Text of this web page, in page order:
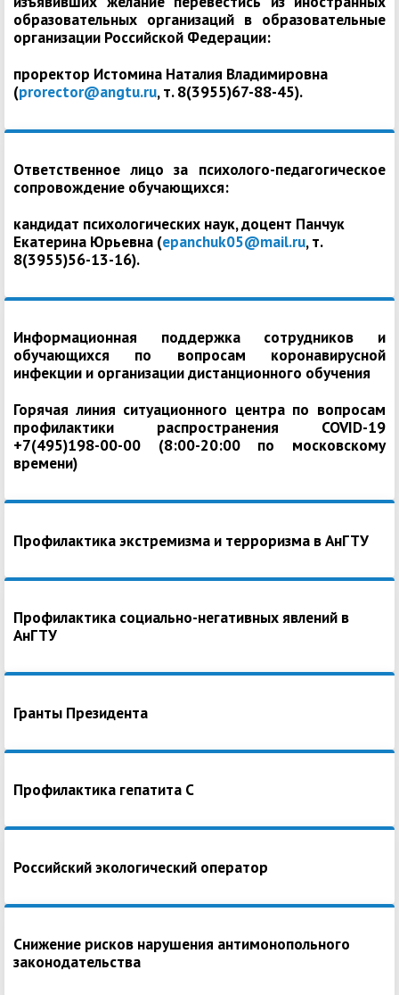
образовательных организаций в образовательные
организации Российской Федерации:
проректор Истомина Наталия Владимировна
(prorector@angtu.ru, т. 8(3955)67-88-45).
Ответственное лицо за психолого-педагогическое
сопровождение обучающихся:
кандидат психологических наук, доцент Панчук
Екатерина Юрьевна (epanchuk05@mail.ru, т.
8(3955)56-13-16).
Информационная поддержка сотрудников и
обучающихся по вопросам коронавирусной
инфекции и организации дистанционного обучения
Горячая линия ситуационного центра по вопросам
профилактики распространения COVID-19
+7(495)198-00-00 (8:00-20:00 по московскому
времени)
Профилактика экстремизма и терроризма в АнГТУ
Профилактика социально-негативных явлений в
АнГТУ
Гранты Президента
Профилактика гепатита С
Российский экологический оператор
Снижение рисков нарушения антимонопольного
законодательства